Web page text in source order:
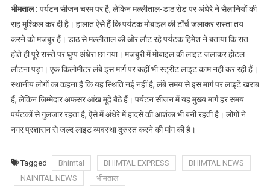
में
डूबी
मल्लीताल-
डाठ
रोड,
मोबाइल
की
लाइट
मजबूर
भीमताल : पर्यटन सीजन चरम पर है, लेकिन मल्लीताल-डाठ रोड पर अंधेरे ने सैलानियों की
राह मुश्किल कर दी है। हालात ऐसे हैं कि पर्यटक मोबाइल की टॉर्च जलाकर रास्ता तय
करने को मजबूर हैं। डाठ से मल्लीताल की ओर लौट रहे पर्यटक हिमेश ने बताया कि रात
होते ही पूरे रास्ते पर घुप्प अंधेरा छा गया। मजबूरी में मोबाइल की लाइट जलाकर होटल
लौटना पड़ा। एक किलोमीटर लंबे इस मार्ग पर कहीं भी स्ट्रीट लाइट काम नहीं कर रही हैं।
स्थानीय लोगों का कहना है कि यह स्थिति नई नहीं है, लंबे समय से इस मार्ग पर लाइटें खराब
हैं, लेकिन जिम्मेदार अफसर आंख मूंदे बैठे हैं। पर्यटन सीजन में यह मुख्य मार्ग हर समय
पर्यटकों से गुलजार रहता है, ऐसे में अंधेरे में हादसे की आशंका भी बनी रहती है। लोगों ने
नगर प्रशासन से जल्द लाइट व्यवस्था दुरुस्त करने की मांग की है।
Tagged Bhimtal BHIMTAL EXPRESS
BHIMTAL NEWS
NAINITAL NEWS
भीमताल